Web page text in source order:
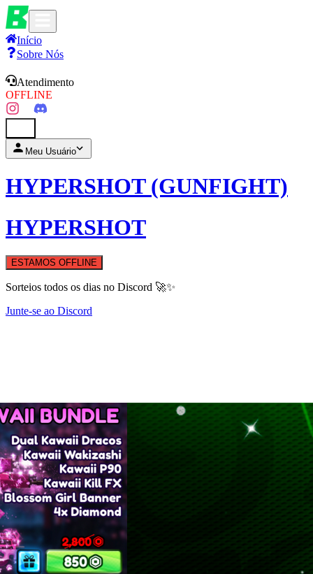
Início
Sobre Nós
Atendimento
OFFLINE
Meu Usuário
HYPERSHOT (GUNFIGHT)
HYPERSHOT
ESTAMOS OFFLINE
Sorteios todos os dias no Discord 🚀✨
Junte-se ao Discord